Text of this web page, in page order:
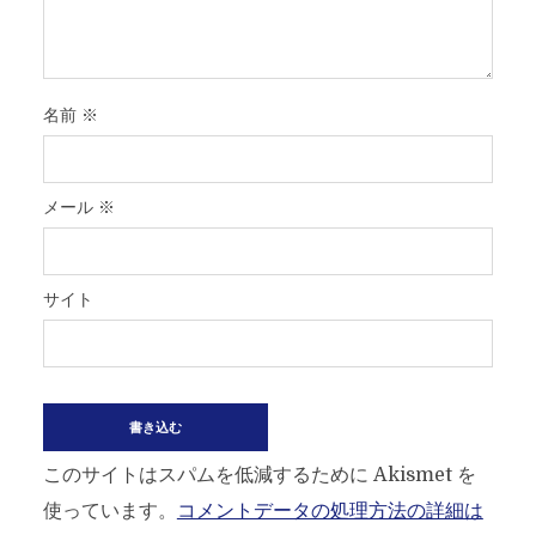
名前 ※
メール ※
サイト
このサイトはスパムを低減するために Akismet を
使っています。
コメントデータの処理方法の詳細は